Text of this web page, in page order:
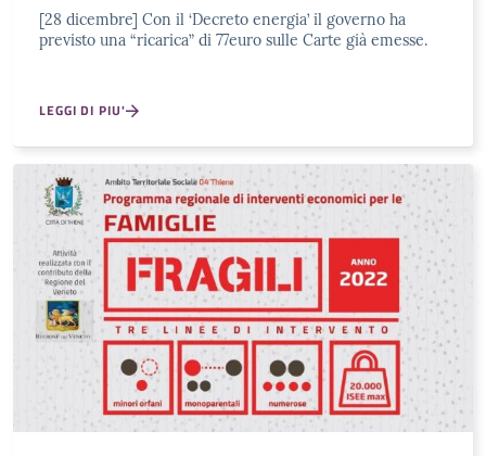
[28 dicembre] Con il ‘Decreto energia’ il governo ha
previsto una “ricarica” di 77euro sulle Carte già emesse.
LEGGI DI PIU'